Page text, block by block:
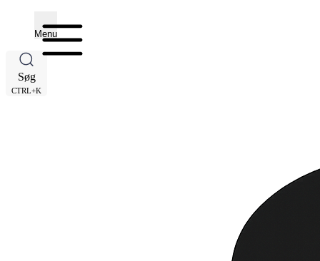
Menu
Søg
CTRL+K